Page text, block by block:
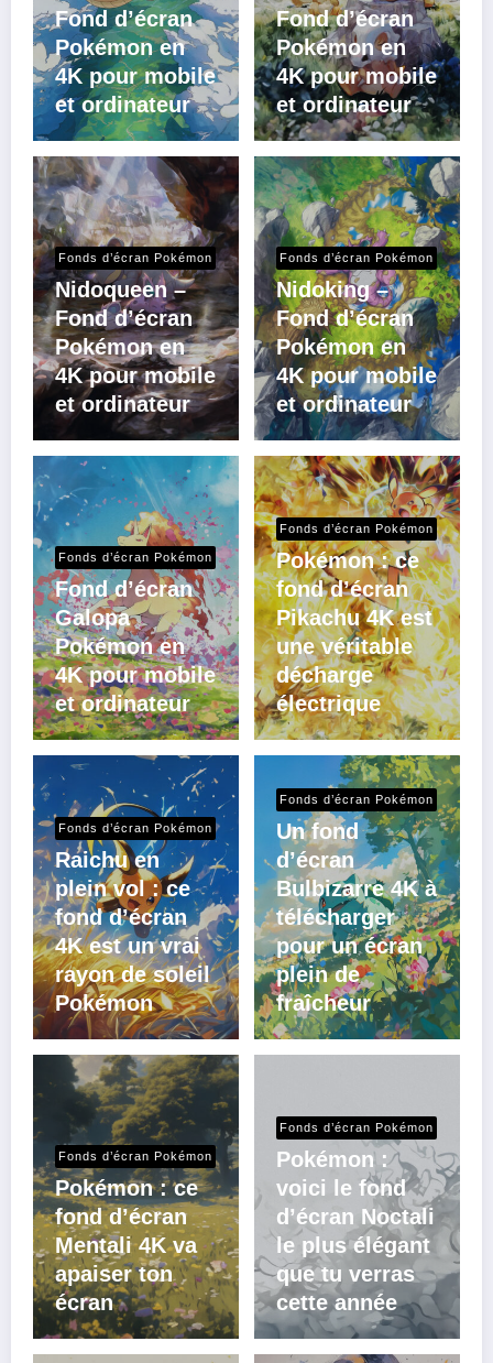
Fond d’écran
Pokémon en
4K pour mobile
et ordinateur
Fond d’écran
Pokémon en
4K pour mobile
et ordinateur
Fonds d’écran Pokémon
Nidoqueen –
Fond d’écran
Pokémon en
4K pour mobile
et ordinateur
Fonds d’écran Pokémon
Nidoking –
Fond d’écran
Pokémon en
4K pour mobile
et ordinateur
Fonds d’écran Pokémon
Fond d’écran
Galopa
Pokémon en
4K pour mobile
et ordinateur
Fonds d’écran Pokémon
Pokémon : ce
fond d’écran
Pikachu 4K est
une véritable
décharge
électrique
Fonds d’écran Pokémon
Raichu en
plein vol : ce
fond d’écran
4K est un vrai
rayon de soleil
Pokémon
Fonds d’écran Pokémon
Un fond
d’écran
Bulbizarre 4K à
télécharger
pour un écran
plein de
fraîcheur
Fonds d’écran Pokémon
Pokémon : ce
fond d’écran
Mentali 4K va
apaiser ton
écran
Fonds d’écran Pokémon
Pokémon :
voici le fond
d’écran Noctali
le plus élégant
que tu verras
cette année